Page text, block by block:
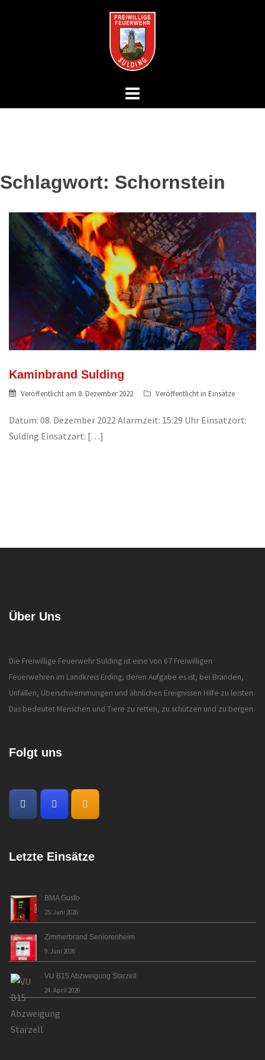
Schlagwort: Schornstein
Kaminbrand Sulding
Veröffentlicht am 8. Dezember 2022 Veröffentlicht in Einsätze
Datum: 08. Dezember 2022 Alarmzeit: 15:29 Uhr Einsatzort:
Sulding Einsatzart: […]
Über Uns
Die Freiwillige Feuerwehr Sulding ist eine von 67 Freiwilligen
Feuerwehren im Landkreis Erding, deren Aufgabe es ist, bei Bränden,
Unfällen, Überschwemmungen und ähnlichen Ereignissen Hilfe zu leisten.
Das bedeutet Menschen und Tiere zu retten, zu schützen und zu bergen.
Folgt uns
Letzte Einsätze
BMA Gusto
25. Juni 2026
Zimmerbrand Seniorenheim
9. Juni 2026
VU B15 Abzweigung Starzell
24. April 2026